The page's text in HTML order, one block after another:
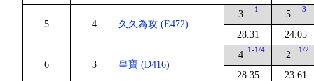
5 4 久久為攻 (E472)
3 1
28.31
5 3
24.05
6 3 皇寶 (D416)
4 1-1/4
28.35
2 1/2
23.61